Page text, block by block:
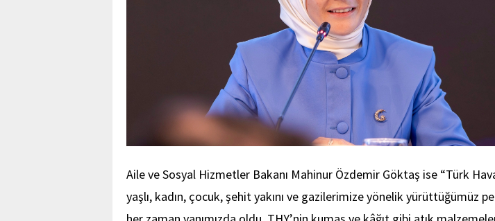
Aile ve Sosyal Hizmetler Bakanı Mahinur Özdemir Göktaş ise “Türk
yaşlı, kadın, çocuk, şehit yakını ve gazilerimize yönelik yürüttüğümüz